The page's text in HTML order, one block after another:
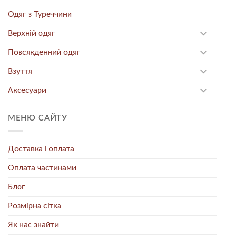
Одяг з Туреччини
Верхній одяг
Повсякденний одяг
Взуття
Аксесуари
МЕНЮ САЙТУ
Доставка і оплата
Оплата частинами
Блог
Розмірна сітка
Як нас знайти